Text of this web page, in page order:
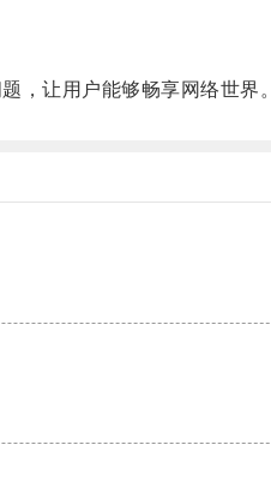
让用户能够畅享网络世界。